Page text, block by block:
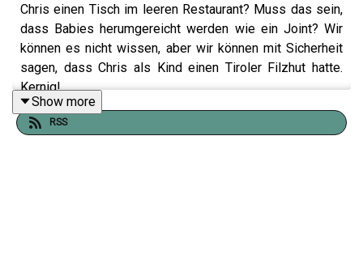
Chris einen Tisch im leeren Restaurant? Muss das sein,
dass Babies herumgereicht werden wie ein Joint? Wir
können es nicht wissen, aber wir können mit Sicherheit
sagen, dass Chris als Kind einen Tiroler Filzhut hatte.
Kernig!
Show more
RSS